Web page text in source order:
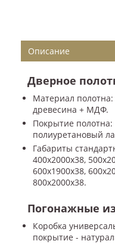
Описание
Дверное
Материал полотна:
древесина + МДФ.
Покрытие
полиуретановый
Габариты
400x2000x38,
600x1900x38,
800x2000x38.
Погонажные
Коробка
покрытие -